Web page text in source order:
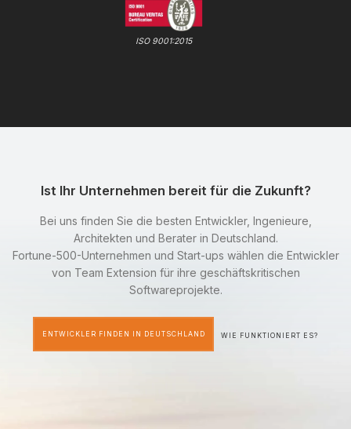
ISO 9001:2015
Ist Ihr Unternehmen bereit für die Zukunft?
Bei uns finden Sie die besten Entwickler, Ingenieure,
Architekten und Berater in Deutschland.
Fortune-500-Unternehmen und Start-ups wählen die Entwickler
von Team Extension für ihre geschäftskritischen
Softwareprojekte.
ENTWICKLER FINDEN IN DEUTSCHLAND WIE FUNKTIONIERT ES?